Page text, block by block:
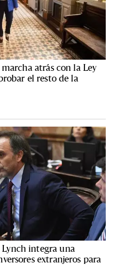
atrás con la Ley
el resto de la
Lynch integra una
extranjeros para